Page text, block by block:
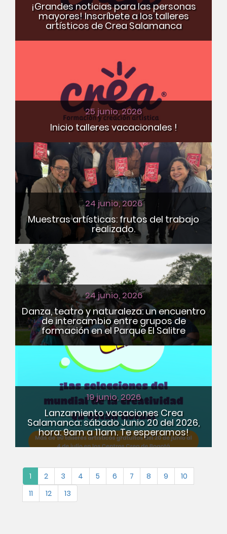
¡Grandes noticias para las personas
mayores! Inscríbete a los talleres
artísticos de Crea Salamanca
25 junio, 2026
Inicio talleres vacacionales !
24 junio, 2026
Muestras artísticas: frutos del trabajo
realizado.
24 junio, 2026
Danza, teatro y naturaleza: un encuentro
de intercambio entre grupos de
formación en el Parque El Salitre
19 junio, 2026
Lanzamiento vacaciones Crea
Salamanca: sábado Junio 20 del 2026,
hora: 9am a 11am. Te esperamos!
1 2 3 4 5 6 7 8 9
10
11
12 13